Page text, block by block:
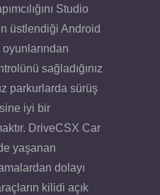
Studio
üstlendiği Android
sağladığınız
parkurlarda sürüş
iyi bir
DriveCSX Car
yaşanan
dolayı
kilidi açık